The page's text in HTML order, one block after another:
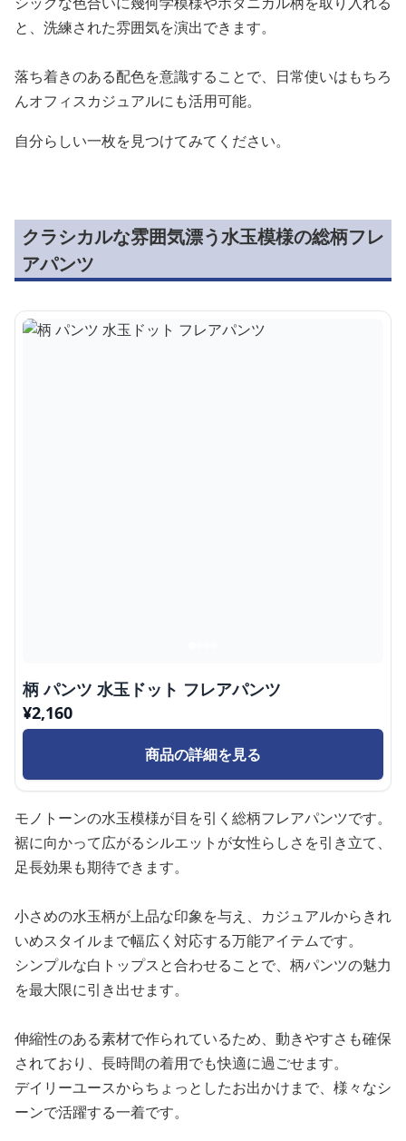
と、洗練された雰囲気を演出できます。
落ち着きのある配色を意識することで、日常使いはもちろ
んオフィスカジュアルにも活用可能。
自分らしい一枚を見つけてみてください。
クラシカルな雰囲気漂う水玉模様の総柄フレ
アパンツ
柄 パンツ 水玉ドット フレアパンツ
¥2,160
商品の詳細を見る
モノトーンの水玉模様が目を引く総柄フレアパンツです。
裾に向かって広がるシルエットが女性らしさを引き立て、
足長効果も期待できます。
小さめの水玉柄が上品な印象を与え、カジュアルからきれ
いめスタイルまで幅広く対応する万能アイテムです。
シンプルな白トップスと合わせることで、柄パンツの魅力
を最大限に引き出せます。
伸縮性のある素材で作られているため、動きやすさも確保
されており、長時間の着用でも快適に過ごせます。
デイリーユースからちょっとしたお出かけまで、様々なシ
ーンで活躍する一着です。